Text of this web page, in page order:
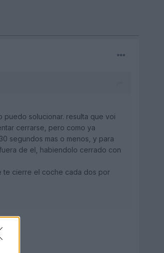
solucionar. resulta que voi
cerrarse, pero como ya
segundos mas o menos, y para
de el, habiendolo cerrado con
te cierre el coche cada dos por